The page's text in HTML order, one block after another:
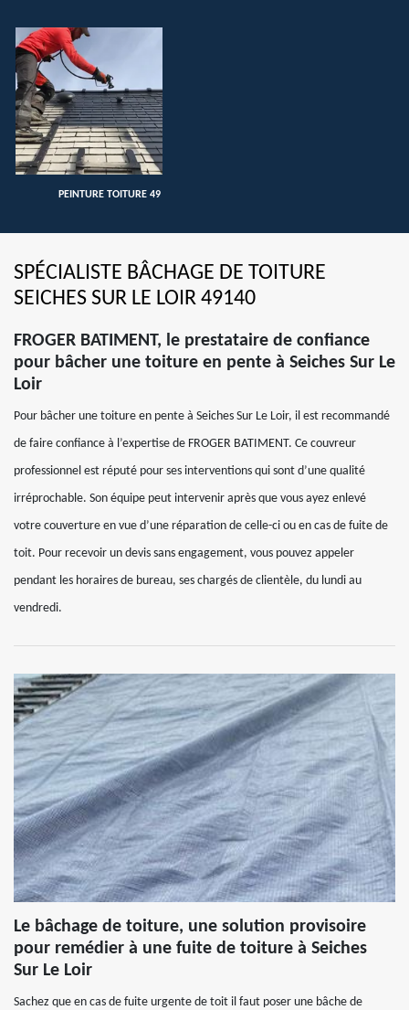
PEINTURE TOITURE 49
SPÉCIALISTE BÂCHAGE DE TOITURE
SEICHES SUR LE LOIR 49140
FROGER BATIMENT, le prestataire de confiance
pour bâcher une toiture en pente à Seiches Sur Le
Loir
Pour bâcher une toiture en pente à Seiches Sur Le Loir, il est recommandé
de faire confiance à l’expertise de FROGER BATIMENT. Ce couvreur
professionnel est réputé pour ses interventions qui sont d’une qualité
irréprochable. Son équipe peut intervenir après que vous ayez enlevé
votre couverture en vue d’une réparation de celle-ci ou en cas de fuite de
toit. Pour recevoir un devis sans engagement, vous pouvez appeler
pendant les horaires de bureau, ses chargés de clientèle, du lundi au
vendredi.
Le bâchage de toiture, une solution provisoire
pour remédier à une fuite de toiture à Seiches
Sur Le Loir
Sachez que en cas de fuite urgente de toit il faut poser une bâche de